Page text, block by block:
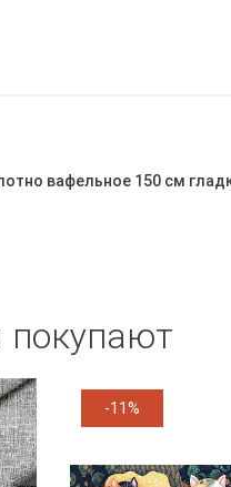
вафельное 150 см
-11%